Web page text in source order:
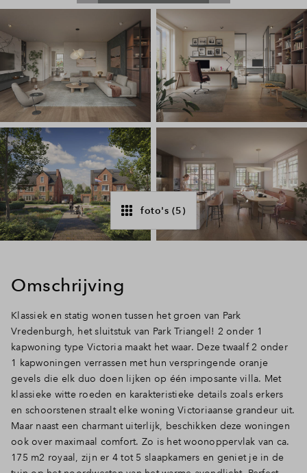
Inloggen
foto's (5)
Omschrijving
Klassiek en statig wonen tussen het groen van Park
Vredenburgh, het sluitstuk van Park Triangel! 2 onder 1
kapwoning type Victoria maakt het waar. Deze twaalf 2 onder
1 kapwoningen verrassen met hun verspringende oranje
gevels die elk duo doen lijken op één imposante villa. Met
klassieke witte roeden en karakteristieke details zoals erkers
en schoorstenen straalt elke woning Victoriaanse grandeur uit.
Maar naast een charmant uiterlijk, beschikken deze woningen
ook over maximaal comfort. Zo is het woonoppervlak van ca.
175 m2 royaal, zijn er 4 tot 5 slaapkamers en geniet je in de